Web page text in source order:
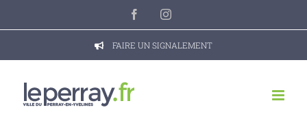
FacebookInstagram
FAIRE UN SIGNALEMENT